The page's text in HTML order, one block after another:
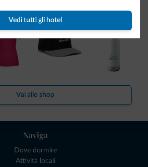
Vedi tutti gli hotel
Vai allo shop
Naviga
Dove dormire
Attività locali